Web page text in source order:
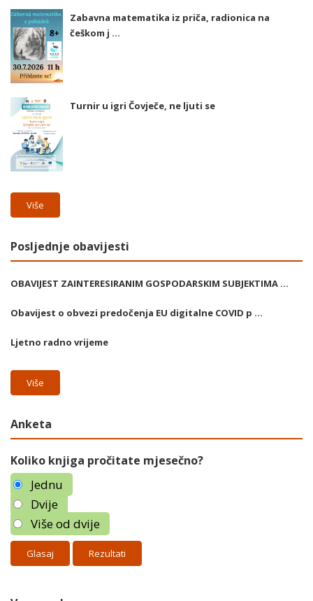
Zabavna matematika iz priča, radionica na
češkom j ...
Turnir u igri Čovječe, ne ljuti se
Više
Posljednje obavijesti
OBAVIJEST ZAINTERESIRANIM GOSPODARSKIM SUBJEKTIMA ...
Obavijest o obvezi predočenja EU digitalne COVID p ...
Ljetno radno vrijeme
Više
Anketa
Koliko knjiga pročitate mjesečno?
Jednu
Dvije
Više od dvije
Rezultati